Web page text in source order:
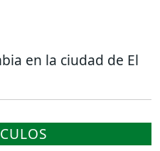
en la ciudad de El